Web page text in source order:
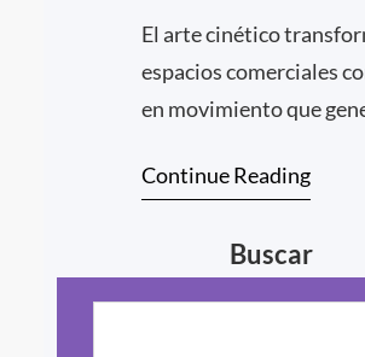
El arte cinético
espacios comerciales
en movimiento que
emocionalmente
Continue Reading
Buscar